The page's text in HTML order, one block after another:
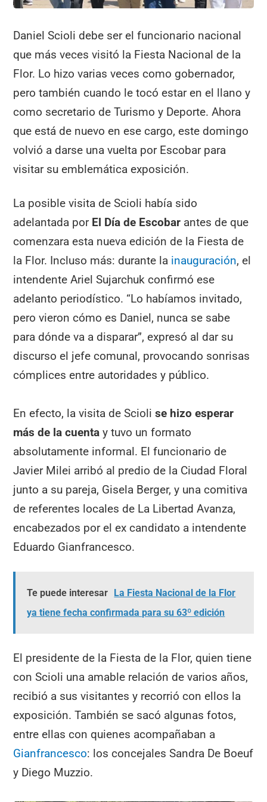
Daniel Scioli debe ser el funcionario nacional
que más veces visitó la Fiesta Nacional de la
Flor. Lo hizo varias veces como gobernador,
pero también cuando le tocó estar en el llano y
como secretario de Turismo y Deporte. Ahora
que está de nuevo en ese cargo, este domingo
volvió a darse una vuelta por Escobar para
visitar su emblemática exposición.
La posible visita de Scioli había sido
adelantada por El Día de Escobar antes de que
comenzara esta nueva edición de la Fiesta de
la Flor. Incluso más: durante la inauguración, el
intendente Ariel Sujarchuk confirmó ese
adelanto periodístico. “Lo habíamos invitado,
pero vieron cómo es Daniel, nunca se sabe
para dónde va a disparar”, expresó al dar su
discurso el jefe comunal, provocando sonrisas
cómplices entre autoridades y público.
En efecto, la visita de Sciolise hizo esperar
más de la cuentay tuvo un formato
absolutamente informal. El funcionario de
Javier Milei arribó al predio de la Ciudad Floral
junto a su pareja, Gisela Berger, y una comitiva
de referentes locales de La Libertad Avanza,
encabezados por el ex candidato a intendente
Eduardo Gianfrancesco.
Te puede interesar La Fiesta Nacional de la Flor
ya tiene fecha confirmada para su 63º edición
El presidente de la Fiesta de la Flor, quien tiene
con Scioli una amable relación de varios años,
recibió a sus visitantes y recorrió con ellos la
exposición. También se sacó algunas fotos,
entre ellas con quienes acompañaban a
Gianfrancesco: los concejales Sandra De Boeuf
y Diego Muzzio.